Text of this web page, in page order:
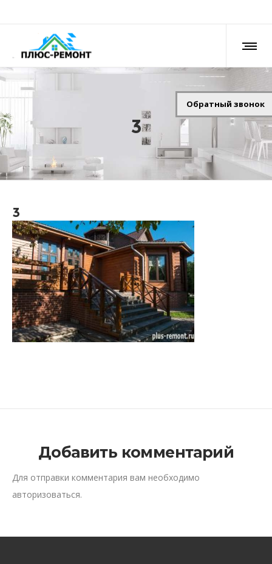
3
3
Добавить комментарий
Для отправки комментария вам необходимо
авторизоваться.
Обратный звонок